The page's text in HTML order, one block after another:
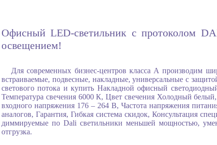
Офисный LED-светильник с протоколом
освещением!
Для современных бизнес-центров класса А производим
встраиваемые, подвесные, накладные, универсальные с
светового потока и купить Накладной офисный
Температура свечения 6000 К, Цвет свечения Холодный
входного напряжения 176 – 264 В, Частота напряжения
аналогов, Гарантия, Гибкая система скидок, Консультация
диммируемые по Dali светильники меньшей мощностью,
отгрузка.